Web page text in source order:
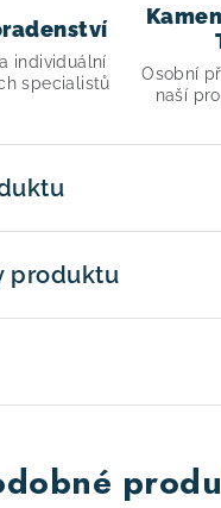
individuální
specialistů
Osobní
naší
produktu